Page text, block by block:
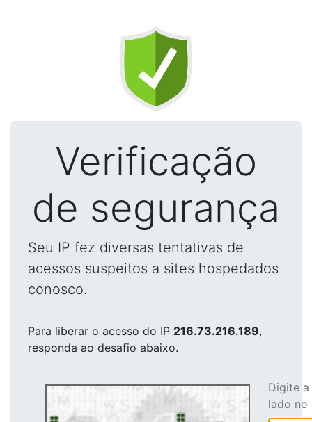
Verificação
de segurança
Seu IP fez diversas tentativas de
acessos suspeitos a sites hospedados
conosco.
Para liberar o acesso do IP 216.73.216.189,
responda ao desafio abaixo.
Digite
lado no